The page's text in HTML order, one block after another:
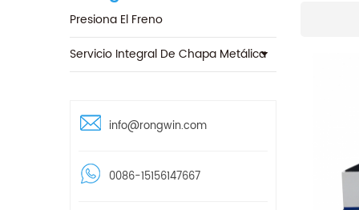
Presiona El Freno
Servicio Integral De Chapa Metálica
info@rongwin.com
0086-15156147667